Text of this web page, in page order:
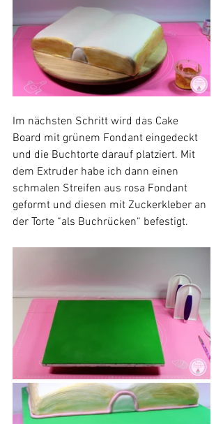
Im nächsten Schritt wird das Cake
Board mit grünem Fondant eingedeckt
und die Buchtorte darauf platziert. Mit
dem Extruder habe ich dann einen
schmalen Streifen aus rosa Fondant
geformt und diesen mit Zuckerkleber an
der Torte “als Buchrücken“ befestigt.